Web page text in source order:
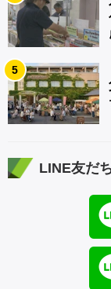
5
LINE友だ